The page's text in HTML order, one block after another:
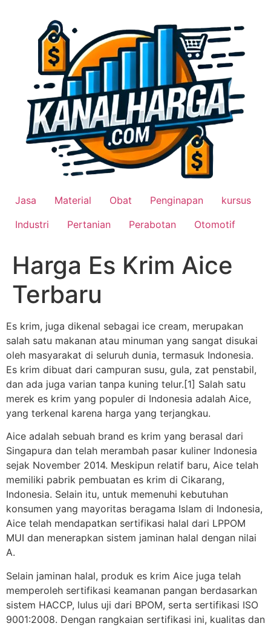
Jasa Material Obat Penginapan
kursus
Industri
Pertanian Perabotan Otomotif
Harga Es Krim Aice
Terbaru
Es krim, juga dikenal sebagai ice cream, merupakan
salah satu makanan atau minuman yang sangat disukai
oleh masyarakat di seluruh dunia, termasuk Indonesia.
Es krim dibuat dari campuran susu, gula, zat penstabil,
dan ada juga varian tanpa kuning telur.[1] Salah satu
merek es krim yang populer di Indonesia adalah Aice,
yang terkenal karena harga yang terjangkau.
Aice adalah sebuah brand es krim yang berasal dari
Singapura dan telah merambah pasar kuliner Indonesia
sejak November 2014. Meskipun relatif baru, Aice telah
memiliki pabrik pembuatan es krim di Cikarang,
Indonesia. Selain itu, untuk memenuhi kebutuhan
konsumen yang mayoritas beragama Islam di Indonesia,
Aice telah mendapatkan sertifikasi halal dari LPPOM
MUI dan menerapkan sistem jaminan halal dengan nilai
A.
Selain jaminan halal, produk es krim Aice juga telah
memperoleh sertifikasi keamanan pangan berdasarkan
sistem HACCP, lulus uji dari BPOM, serta sertifikasi ISO
9001:2008. Dengan rangkaian sertifikasi ini, kualitas dan